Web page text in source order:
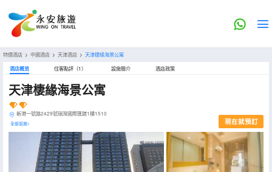
特價酒店 > 中國酒店 > 天津酒店 > 天津棲緣海景公寓
酒店概览 住客點評（1） 設施簡介 酒店政策
天津棲緣海景公寓
新港一號路2429號瑞灣國際匯館1樓1510
全部設施> 現在就預訂